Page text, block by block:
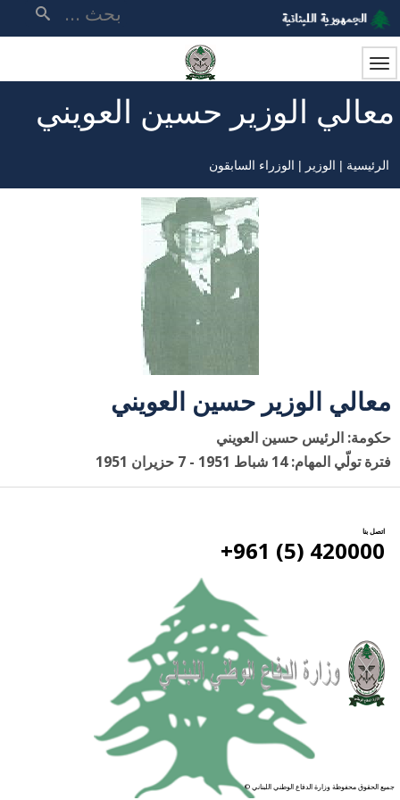
تجاوز
إلى
المحتوى
الرئيسي
معالي الوزير حسين العويني
مسار
الرئيسية الوزير الوزراء السابقون
معالي الوزير حسين العويني
حكومة: الرئيس حسين العويني
فترة تولّي المهام: 14 شباط 1951 - 7 حزيران 1951
اتصل بنا
420000 (5) 961+
جميع الحقوق محفوظة وزارة الدفاع الوطني اللبناني ©